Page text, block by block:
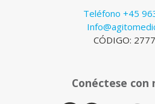
Teléfono +45
CÓDIGO:
Conéctese con